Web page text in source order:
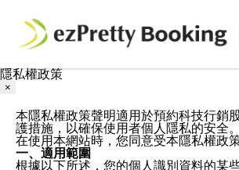
隱私權政策
×
本隱私權政策聲明適用於預約科技行銷
護措施，以確保使用者個人隱私的安全。
在使用本網站時，您同意受本隱私權政
一、適用範圍
根據以下所述，您的個人識別資料的某